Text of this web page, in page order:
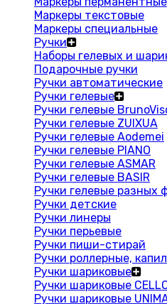
Маркеры текстовые
Маркеры специальные
Ручки
Наборы гелевых и
Подарочные ручки
Ручки автоматические
Ручки гелевые
Ручки гелевые
Ручки гелевые ZUIXUA
Ручки гелевые Aodemei
Ручки гелевые PIANO
Ручки гелевые ASMAR
Ручки гелевые BASIR
Ручки гелевые разных
Ручки детские
Ручки линеры
Ручки перьевые
Ручки пиши-стирай
Ручки роллерные,
Ручки шариковые
Ручки шариковые
Ручки шариковые